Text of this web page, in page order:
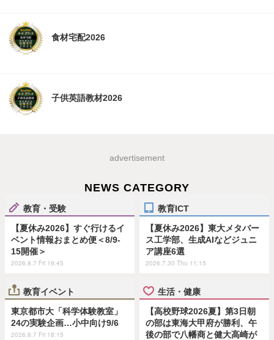
食材宅配2026
子供英語教材2026
advertisement
NEWS CATEGORY
教育・受験
【夏休み2026】すぐ行けるイ
ベント情報おまとめ便＜8/9-
15開催＞
2026.8.7 Fri 19:45
教育ICT
【夏休み2026】東大メタバー
ス工学部、生成AIなどジュニ
ア講座6選
2026.7.30 Thu 11:15
教育イベント
東京都市大「科学体験教室」
24の実験企画…小中向け9/6
2026.8.7 Fri 18:15
生活・健康
【高校野球2026夏】第3日朝
の部は東海大甲府が勝利、午
後の部で八幡商と健大高崎が